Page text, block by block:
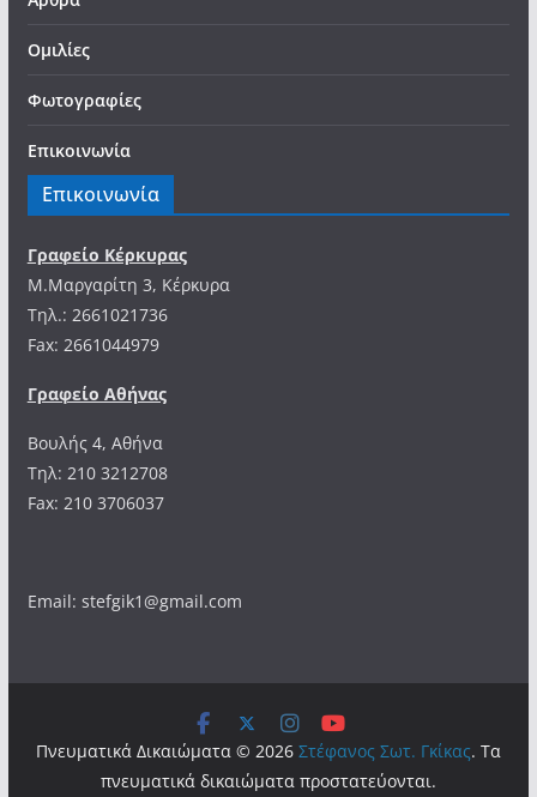
Ομιλίες
Φωτογραφίες
Επικοινωνία
Επικοινωνία
Γραφείο Κέρκυρας
Μ.Μαργαρίτη 3, Κέρκυρα
Tηλ.: 2661021736
Fax: 2661044979
Γραφείο Αθήνας
Βουλής 4, Αθήνα
Τηλ: 210 3212708
Fax: 210 3706037
Email: stefgik1@gmail.com
Πνευματικά Δικαιώματα © 2026 Στέφανος Σωτ. Γκίκας. Τα
πνευματικά δικαιώματα προστατεύονται.